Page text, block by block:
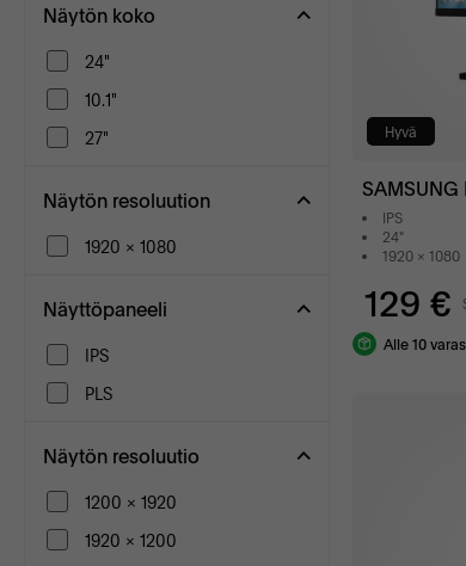
Näytön koko
24"
10.1"
27"
Näytön resoluution
1920 x 1080
Näyttöpaneeli
IPS
PLS
Näytön resoluutio
1200 x 1920
1920 x 1200
Hyvä
SAMSUNG
IPS
24"
1920 x 1080
129 €
Alle 10